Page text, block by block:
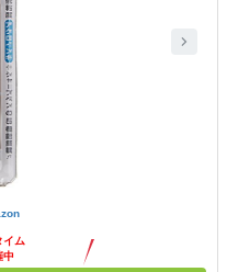
イム
中